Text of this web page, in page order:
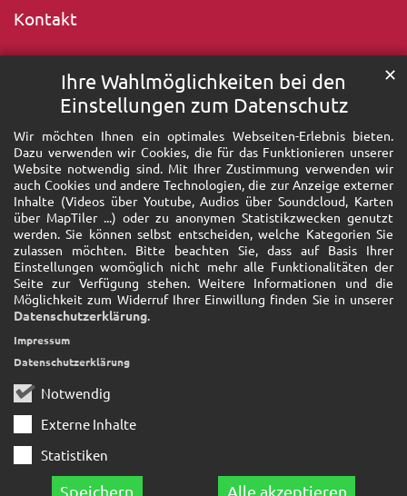
Ihre Wahlmöglichkeiten bei den
Einstellungen zum Datenschutz
Wir möchten Ihnen ein optimales Webseiten-Erlebnis bieten.
Dazu verwenden wir Cookies, die für das Funktionieren unserer
Website notwendig sind. Mit Ihrer Zustimmung verwenden wir
auch Cookies und andere Technologien, die zur Anzeige externer
Inhalte (Videos über Youtube, Audios über Soundcloud, Karten
über MapTiler ...) oder zu anonymen Statistikzwecken genutzt
werden. Sie können selbst entscheiden, welche Kategorien Sie
zulassen möchten. Bitte beachten Sie, dass auf Basis Ihrer
Einstellungen womöglich nicht mehr alle Funktionalitäten der
Seite zur Verfügung stehen. Weitere Informationen und die
Möglichkeit zum Widerruf Ihrer Einwillung finden Sie in unserer
Datenschutzerklärung.
Notwendig
Externe Inhalte
Statistiken
Speichern Alle akzeptieren
✕
Impressum
Datenschutzerklärung
Kontakt